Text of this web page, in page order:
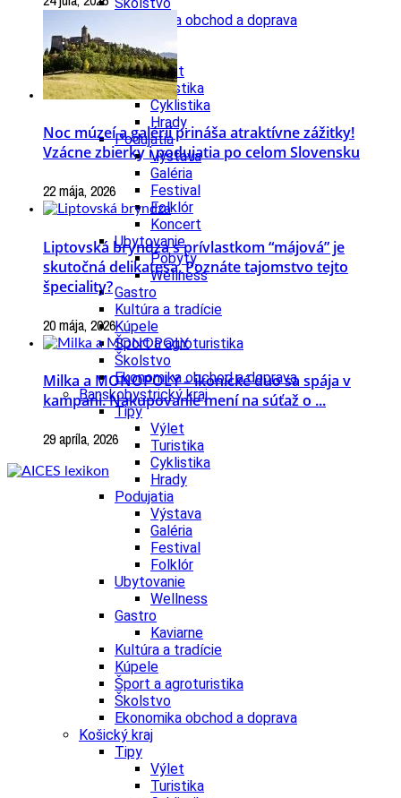
Ekonomika obchod a doprava
Žilinský kraj
Tipy
Výlet
Turistika
Cyklistika
Hrady
Podujatia
Výstava
Galéria
Festival
Folklór
Koncert
Ubytovanie
Pobyty
Wellness
Gastro
Kultúra a tradície
Kúpele
Šport a agroturistika
Školstvo
Ekonomika obchod a doprava
Banskobystrický kraj
Tipy
Výlet
Turistika
Cyklistika
Hrady
Podujatia
Výstava
Galéria
Festival
Folklór
Ubytovanie
Wellness
Gastro
Kaviarne
Kultúra a tradície
Kúpele
Šport a agroturistika
Školstvo
Ekonomika obchod a doprava
Košický kraj
Tipy
Výlet
Turistika
Noc múzeí a galérií prináša atraktívne zážitky!
Vzácne zbierky i podujatia po celom Slovensku
22 mája, 2026
Liptovská bryndza s prívlastkom “májová” je
skutočná delikatesa. Poznáte tajomstvo tejto
špeciality?
20 mája, 2026
Milka a MONOPOLY – ikonické duo sa spája v
kampani. Nakupovanie mení na súťaž o ...
29 apríla, 2026